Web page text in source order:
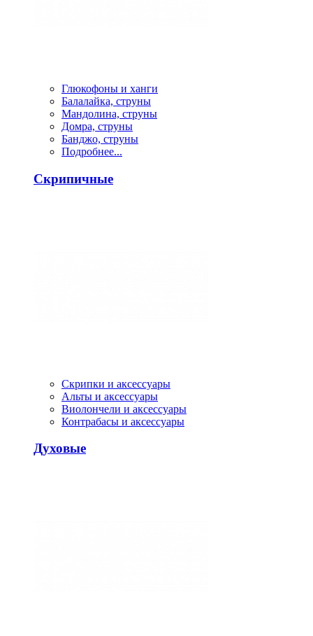
Глюкофоны и ханги
Балалайка, струны
Мандолина, струны
Домра, струны
Банджо, струны
Подробнее...
Скрипичные
Скрипки и аксессуары
Альты и аксессуары
Виолончели и аксессуары
Контрабасы и аксессуары
Духовые